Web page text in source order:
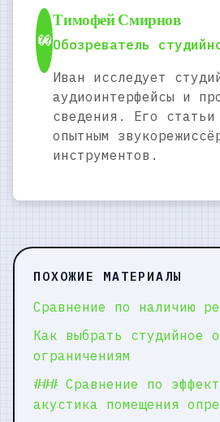
��
Тимофей Смирнов
Обозреватель
Иван исследует
аудиоинтерфейсы и
сведения. Его
опытным
инструментов.
ПОХОЖИЕ МАТЕРИАЛЫ
Сравнение по наличию
Как выбрать студийное
ограничениям
### Сравнение по
акустика помещения